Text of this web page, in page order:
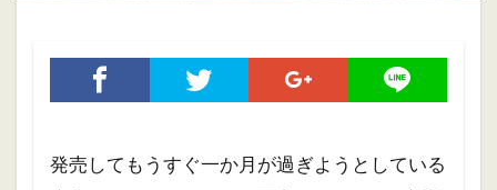
発売してもうすぐ一か月が過ぎようとしている